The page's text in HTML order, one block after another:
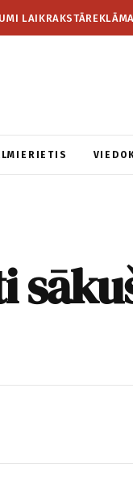
LAIKRAKSTĀREKLĀMA